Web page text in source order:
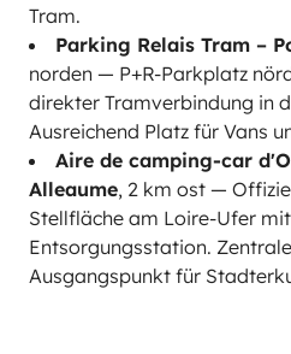
Tram.
Parking Relais Tram –
norden — P+R-Parkplatz
direkter Tramverbindung in
Ausreichend Platz für Vans
Aire de camping-car
Alleaume, 2 km ost —
Stellfläche am Loire-Ufer
Entsorgungsstation.
Ausgangspunkt für